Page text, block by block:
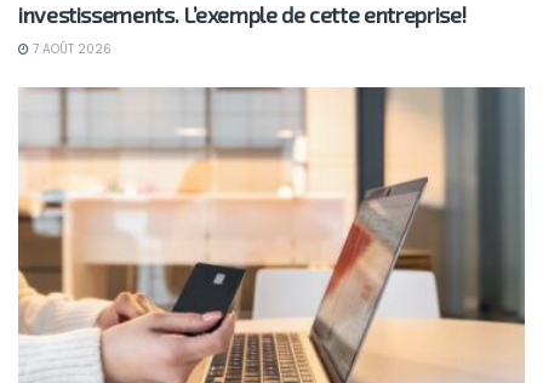
investissements. L’exemple de cette entreprise!
7 AOÛT 2026